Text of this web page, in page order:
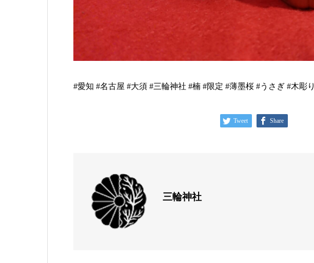
#愛知 #名古屋 #大須 #三輪神社 #楠 #限定 #薄墨桜 #うさぎ #木彫り
Tweet Share
三輪神社